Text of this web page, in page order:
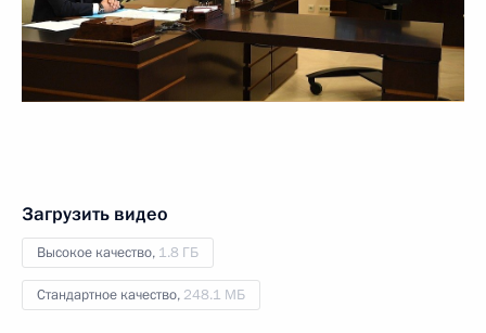
Загрузить видео
Высокое качество, 1.8 ГБ
Стандартное качество, 248.1 МБ